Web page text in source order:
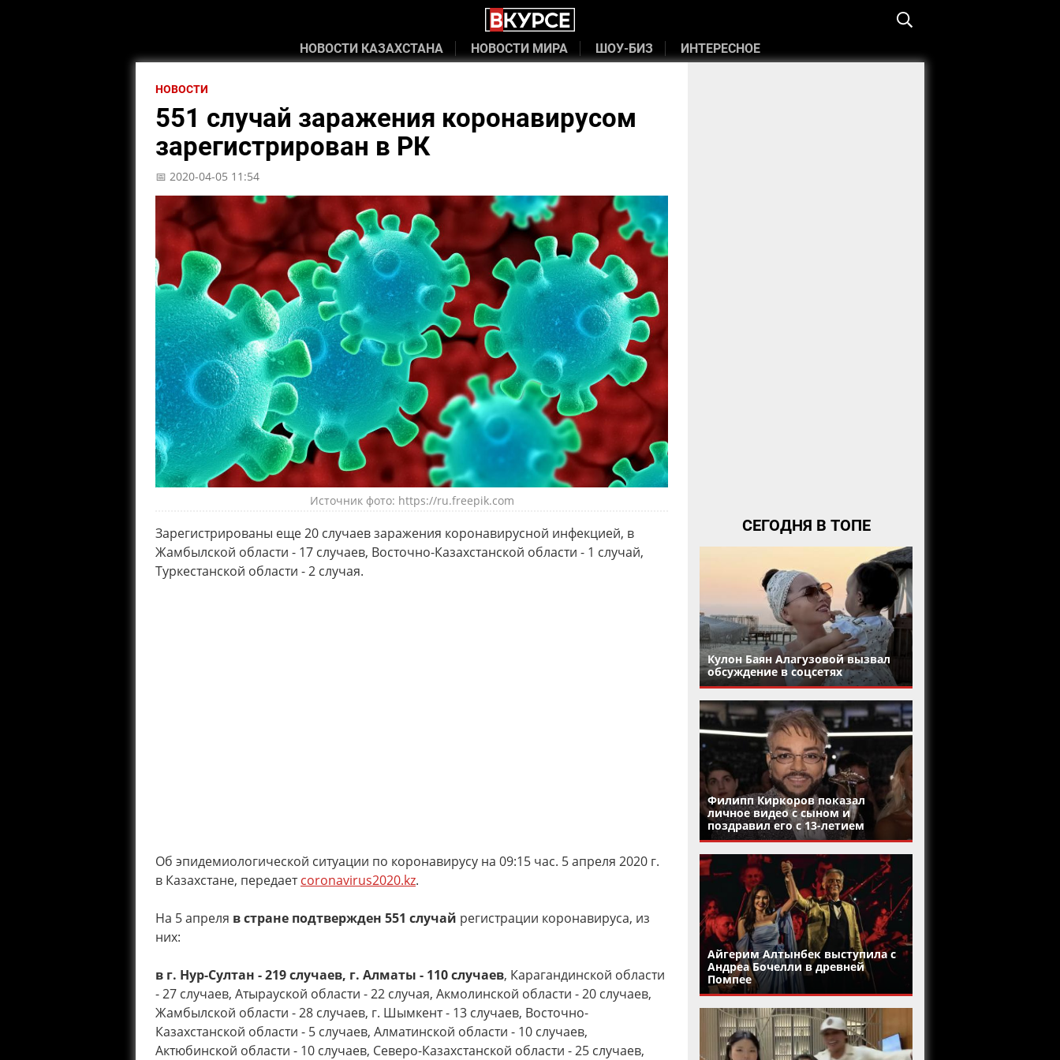
НОВОСТИ КАЗАХСТАНА НОВОСТИ МИРА ШОУ-БИЗ ИНТЕРЕСНОЕ
НОВОСТИ
551 случай заражения коронавирусом
зарегистрирован в РК
📅 2020-04-05 11:54
Источник фото: https://ru.freepik.com
Зарегистрированы еще 20 случаев заражения коронавирусной инфекцией, в
Жамбылской области - 17 случаев, Восточно-Казахстанской области - 1 случай,
Туркестанской области - 2 случая.
Об эпидемиологической ситуации по коронавирусу на 09:15 час. 5 апреля 2020 г.
в Казахстане, передаетcoronavirus2020.kz.
На 5 апреля в стране подтвержден 551 случай регистрации коронавируса, из
них:
в г. Нур-Султан - 219 случаев, г. Алматы - 110 случаев, Карагандинской области
- 27 случаев, Атырауской области - 22 случая, Акмолинской области - 20 случаев,
Жамбылской области - 28 случаев, г. Шымкент - 13 случаев, Восточно-
Казахстанской области - 5 случаев, Алматинской области - 10 случаев,
Актюбинской области - 10 случаев, Северо-Казахстанской области - 25 случаев,
СЕГОДНЯ В ТОПЕ
Кулон Баян Алагузовой вызвал
обсуждение в соцсетях
Филипп Киркоров показал
личное видео с сыном и
поздравил его с 13-летием
Айгерим Алтынбек выступила с
Андреа Бочелли в древней
Помпее